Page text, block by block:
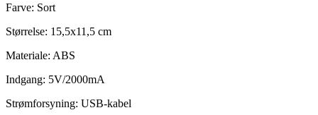
Farve: Sort
Størrelse: 15,5x11,5 cm
Materiale: ABS
Indgang: 5V/2000mA
Strømforsyning: USB-kabel